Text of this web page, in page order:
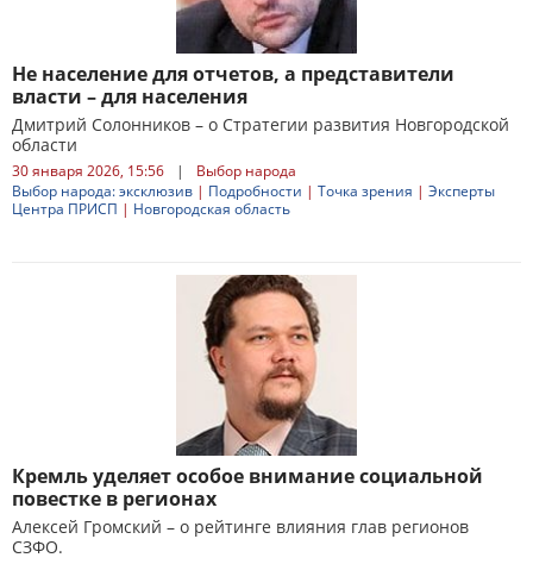
Не население для отчетов, а представители
власти – для населения
Дмитрий Солонников – о Стратегии развития Новгородской
области
30 января 2026, 15:56 |
Выбор народа
Выбор народа: эксклюзив | Подробности | Точка зрения | Эксперты
Центра ПРИСП | Новгородская область
Кремль уделяет особое внимание социальной
повестке в регионах
Алексей Громский – о рейтинге влияния глав регионов
СЗФО.